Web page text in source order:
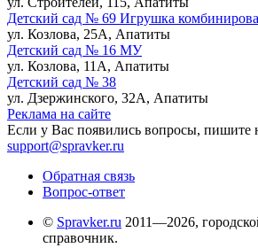
Детский сад № 69 Игрушка
ул. Козлова, 25А, Апатиты
Детский сад № 16 МУ
ул. Козлова, 11А, Апатиты
Детский сад № 38
ул. Дзержинского, 32А, Апатиты
Реклама на сайте
Если у Вас появились вопросы, пишите
support@spravker.ru
Обратная связь
Вопрос-ответ
© Spravker.ru 2011—2026,
справочник.